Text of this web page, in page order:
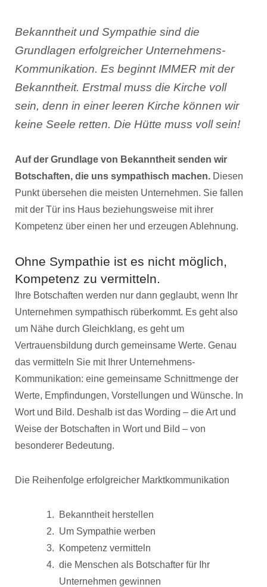
Bekanntheit und Sympathie sind die
Grundlagen erfolgreicher Unternehmens-
Kommunikation. Es beginnt IMMER mit der
Bekanntheit. Erstmal muss die Kirche voll
sein, denn in einer leeren Kirche können wir
keine Seele retten. Die Hütte muss voll sein!
Auf der Grundlage von Bekanntheit senden wir
Botschaften, die uns sympathisch machen. Diesen
Punkt übersehen die meisten Unternehmen. Sie fallen
mit der Tür ins Haus beziehungsweise mit ihrer
Kompetenz über einen her und erzeugen Ablehnung.
Ohne Sympathie ist es nicht möglich,
Kompetenz zu vermitteln.
Ihre Botschaften werden nur dann geglaubt, wenn Ihr
Unternehmen sympathisch rüberkommt. Es geht also
um Nähe durch Gleichklang, es geht um
Vertrauensbildung durch gemeinsame Werte. Genau
das vermitteln Sie mit Ihrer Unternehmens-
Kommunikation: eine gemeinsame Schnittmenge der
Werte, Empfindungen, Vorstellungen und Wünsche. In
Wort und Bild. Deshalb ist das Wording – die Art und
Weise der Botschaften in Wort und Bild – von
besonderer Bedeutung.
Die Reihenfolge erfolgreicher Marktkommunikation
Bekanntheit herstellen
Um Sympathie werben
Kompetenz vermitteln
die Menschen als Botschafter für Ihr
Unternehmen gewinnen